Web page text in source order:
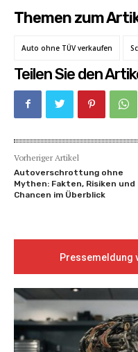
Themen zum
Auto ohne TÜV verkaufen
Teilen Sie den
Vorheriger Artikel
Autoverschrottung ohne
Mythen: Fakten, Risiken und
Chancen im Überblick
Pressemeldung